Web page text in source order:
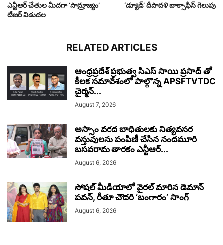
ఎన్టీఆర్ చేతుల మీదగా ‘సామ్రాజ్యం’
టీజర్ విడుదల
‘డ్యూడ్’ దీపావళి బాక్సాఫీస్‌ గెలుపు
RELATED ARTICLES
ఆంధ్రప్రదేశ్ ప్రభుత్వ సిఎస్ సాయి ప్రసాద్ తో
కీలక సమావేశంలో పాల్గొన్న APSFTVTDC
చైర్మన్...
August 7, 2026
అస్సాం వరద బాధితులకు నిత్యవసర
వస్తువులను పంపిణీ చేసిన నందమూరి
బసవరామ తారకం ఎన్టీఆర్...
August 6, 2026
సోషల్ మీడియాలో వైరల్ మారిన డెమాన్
పవన్, రీతూ చౌదరి ‘బంగారం’ సాంగ్
August 6, 2026